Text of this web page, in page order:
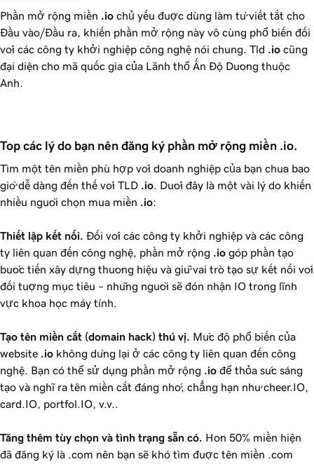
Phần mở rộng miền .io chủ yếu được dùng làm từ viết tắt cho
Đầu vào/Đầu ra, khiến phần mở rộng này vô cùng phổ biến đối
với các công ty khởi nghiệp công nghệ nói chung. Tld .io cũng
đại diện cho mã quốc gia của Lãnh thổ Ấn Độ Dương thuộc
Anh.
Top các lý do bạn nên đăng ký phần mở rộng miền .io.
Tìm một tên miền phù hợp với doanh nghiệp của bạn chưa bao
giờ dễ dàng đến thế với TLD .io . Dưới đây là một vài lý do khiến
nhiều người chọn mua miền .io:
Thiết lập kết nối. Đối với các công ty khởi nghiệp và các công
ty liên quan đến công nghệ, phần mở rộng .io góp phần tạo
bước tiến xây dựng thương hiệu và giữ vai trò tạo sự kết nối với
đối tượng mục tiêu – những người sẽ đón nhận IO trong lĩnh
vực khoa học máy tính.
Tạo tên miền cắt (domain hack) thú vị. Mức độ phổ biến của
website .io không dừng lại ở các công ty liên quan đến công
nghệ. Bạn có thể sử dụng phần mở rộng .io để thỏa sức sáng
tạo và nghĩ ra tên miền cắt đáng nhớ, chẳng hạn như cheer.IO,
card.IO, portfol.IO, v.v..
Tăng thêm tùy chọn và tình trạng sẵn có. Hơn 50% miền hiện
đã đăng ký là .com nên bạn sẽ khó tìm được tên miền .com